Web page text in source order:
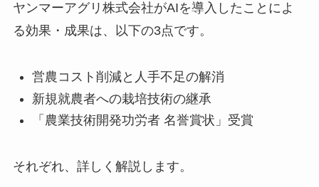
ヤンマーアグリ株式会社がAIを導入したことによ
る効果・成果は、以下の3点です。
営農コスト削減と人手不足の解消
新規就農者への栽培技術の継承
「農業技術開発功労者 名誉賞状」受賞
それぞれ、詳しく解説します。